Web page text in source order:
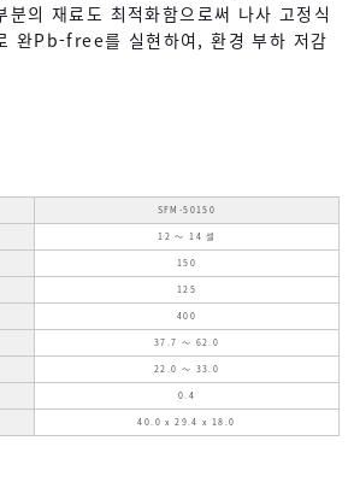
의 재료도 최적화함으로써 나사 고정식
완Pb-free를 실현하여, 환경 부하 저감
SFM-50150
12 ～ 14 셀
150
125
400
37.7 ～ 62.0
22.0 ～ 33.0
0.4
40.0 x 29.4 x 18.0